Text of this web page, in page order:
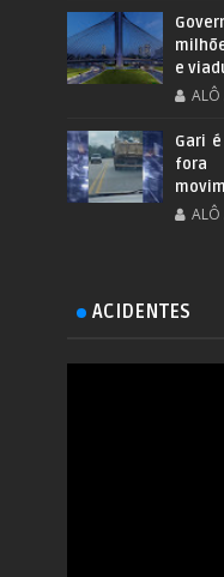
e
ALÔ
Gari
fora
ALÔ
ACIDENTES